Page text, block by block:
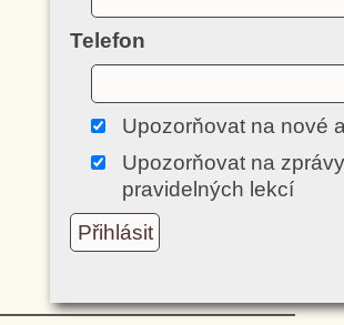
Telefon
Upozorňovat na nové
Upozorňovat na
pravidelných lekcí
Přihlásit